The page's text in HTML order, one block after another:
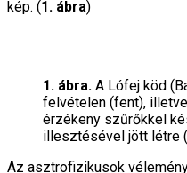
kép. (1. ábra)
1. ábra. A Lófej köd
felvételen (fent),
érzékeny szűrőkkel
illesztésével jött létre
Az asztrofizikusok